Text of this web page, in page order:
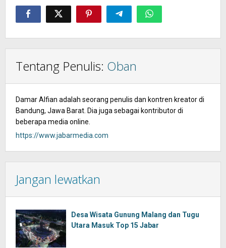
Tentang Penulis: Oban
Damar Alfian adalah seorang penulis dan kontren kreator di
Bandung, Jawa Barat. Dia juga sebagai kontributor di
beberapa media online.
https://www.jabarmedia.com
Jangan lewatkan
Desa Wisata Gunung Malang dan Tugu
Utara Masuk Top 15 Jabar